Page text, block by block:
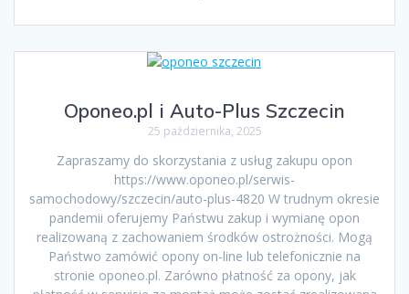
Oponeo.pl i Auto-Plus Szczecin
25 października, 2025
Zapraszamy do skorzystania z usług zakupu opon
https://www.oponeo.pl/serwis-
samochodowy/szczecin/auto-plus-4820 W trudnym okresie
pandemii oferujemy Państwu zakup i wymianę opon
realizowaną z zachowaniem środków ostrożności. Mogą
Państwo zamówić opony on-line lub telefonicznie na
stronie oponeo.pl. Zarówno płatność za opony, jak